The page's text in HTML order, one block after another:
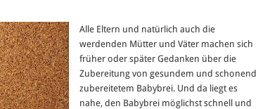
Alle Eltern und natürlich auch die
werdenden Mütter und Väter machen sich
früher oder später Gedanken über die
Zubereitung von gesundem und schonend
zubereitetem Babybrei. Und da liegt es
nahe, den Babybrei möglichst schnell und